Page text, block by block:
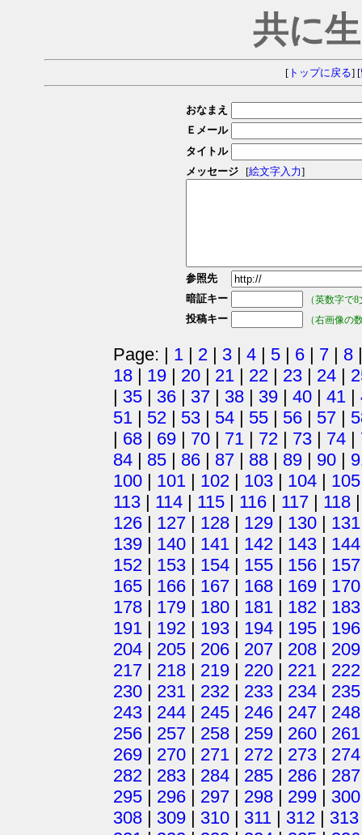
共に
[トップに戻る] [
おなまえ
Ｅメール
タイトル
メッセージ
[絵文字入力]
参照先
暗証キー
（英数字で
投稿キー （右画像の
Page: | 1 | 2 | 3 | 4 | 5 | 6 | 7 | 8
18 | 19 | 20 | 21 | 22 | 23 | 24 |
| 35 | 36 | 37 | 38 | 39 | 40 | 41 |
51 | 52 | 53 | 54 | 55 | 56 | 57 |
| 68 | 69 | 70 | 71 | 72 | 73 | 74 |
84 | 85 | 86 | 87 | 88 | 89 | 90 |
100 | 101 | 102 | 103 | 104 | 105
113 | 114 | 115 | 116 | 117 | 118
126 | 127 | 128 | 129 | 130 | 131
139 | 140 | 141 | 142 | 143 | 144
152 | 153 | 154 | 155 | 156 | 157
165 | 166 | 167 | 168 | 169 | 170
178 | 179 | 180 | 181 | 182 | 183
191 | 192 | 193 | 194 | 195 | 196
204 | 205 | 206 | 207 | 208 | 209
217 | 218 | 219 | 220 | 221 | 222
230 | 231 | 232 | 233 | 234 | 235
243 | 244 | 245 | 246 | 247 | 248
256 | 257 | 258 | 259 | 260 | 261
269 | 270 | 271 | 272 | 273 | 274
282 | 283 | 284 | 285 | 286 | 287
295 | 296 | 297 | 298 | 299 | 300
308 | 309 | 310 | 311 | 312 | 313